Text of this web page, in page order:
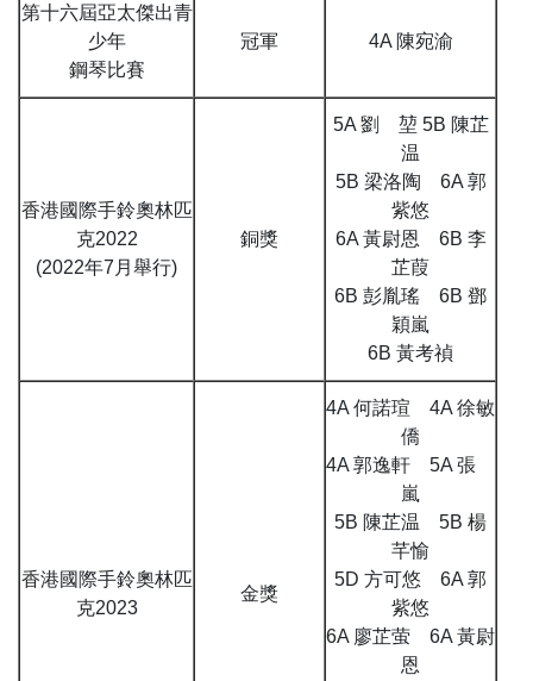
第十六屆亞太傑出青
少年
鋼琴比賽
冠軍 4A 陳宛渝
香港國際手鈴奧林匹
克2022
(2022年7月舉行)
銅獎
5A 劉 堃 5B 陳芷
温
5B 梁洛陶 6A 郭
紫悠
6A 黃尉恩 6B 李
芷葭
6B 彭胤瑤 6B 鄧
穎嵐
6B 黃考禎
香港國際手鈴奧林匹
克2023
金獎
4A 何諾瑄 4A 徐敏
僑
4A 郭逸軒 5A 張
嵐
5B 陳芷温 5B 楊
芊愉
5D 方可悠 6A 郭
紫悠
6A 廖芷萤 6A 黃尉
恩